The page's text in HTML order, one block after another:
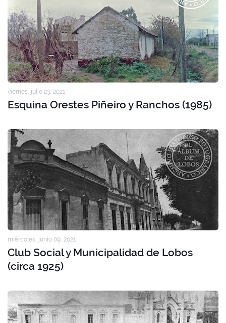
viernes, julio 23, 2021
Esquina Orestes Piñeiro y Ranchos (1985)
miércoles, junio 09, 2021
Club Social y Municipalidad de Lobos
(circa 1925)